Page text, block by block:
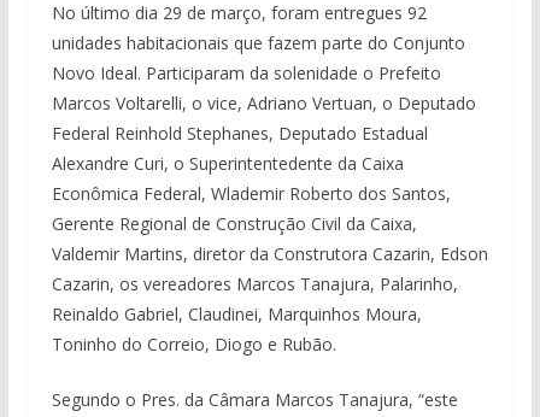
No último dia 29 de março, foram entregues 92
unidades habitacionais que fazem parte do Conjunto
Novo Ideal. Participaram da solenidade o Prefeito
Marcos Voltarelli, o vice, Adriano Vertuan, o Deputado
Federal Reinhold Stephanes, Deputado Estadual
Alexandre Curi, o Superintentedente da Caixa
Econômica Federal, Wlademir Roberto dos Santos,
Gerente Regional de Construção Civil da Caixa,
Valdemir Martins, diretor da Construtora Cazarin, Edson
Cazarin, os vereadores Marcos Tanajura, Palarinho,
Reinaldo Gabriel, Claudinei, Marquinhos Moura,
Toninho do Correio, Diogo e Rubão.
Segundo o Pres. da Câmara Marcos Tanajura, “este